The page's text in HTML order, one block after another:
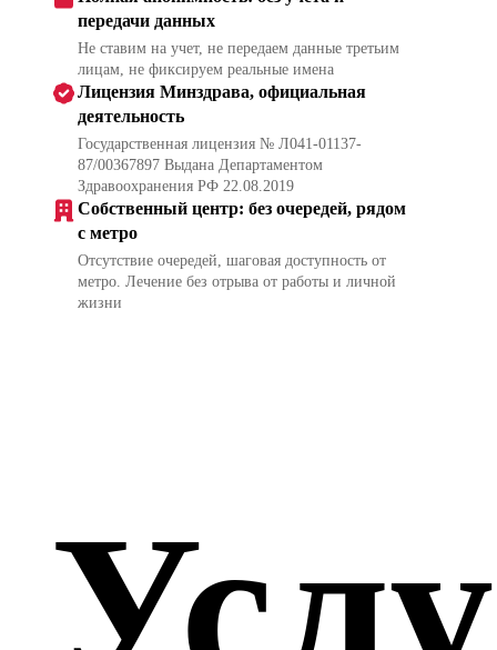
передачи данных
Не ставим на учет, не передаем данные третьим
лицам, не фиксируем реальные имена
Лицензия Минздрава, официальная
деятельность
Государственная лицензия № Л041-01137-
87/00367897 Выдана Департаментом
Здравоохранения РФ 22.08.2019
Собственный центр: без очередей, рядом
с метро
Отсутствие очередей, шаговая доступность от
метро. Лечение без отрыва от работы и личной
жизни